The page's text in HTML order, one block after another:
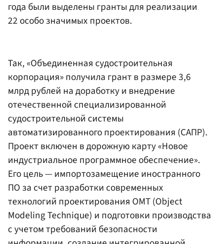
года были выделены гранты для реализации
22 особо значимых проектов.
Так, «Объединенная судостроительная
корпорация» получила грант в размере 3,6
млрд рублей на доработку и внедрение
отечественной специализированной
судостроительной системы
автоматизированного проектирования (САПР).
Проект включен в дорожную карту «Новое
индустриальное программное обеспечение».
Его цель — импортозамещение иностранного
ПО за счет разработки современных
технологий проектирования ОМТ (Object
Modeling Technique) и подготовки производства
с учетом требований безопасности